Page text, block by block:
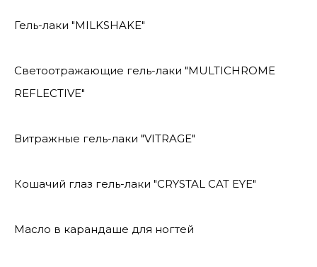
Гель-лаки "MILKSHAKE"
Светоотражающие гель-лаки "MULTICHROME
REFLECTIVE"
Витражные гель-лаки "VITRAGE"
Кошачий глаз гель-лаки "CRYSTAL CAT EYE"
Масло в карандаше для ногтей